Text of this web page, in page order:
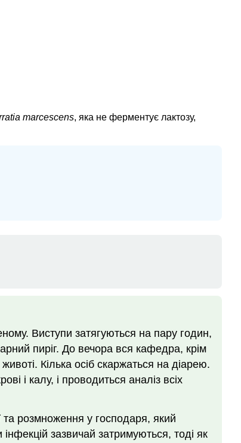
marcescens, яка не ферментує лактозу,
Виступи затягуються на пару годин,
пиріг. До вечора вся кафедра, крім
Кілька осіб скаржаться на діарею.
і калу, і проводиться аналіз всіх
та розмноження у господаря, який
зазвичай затримуються, тоді як